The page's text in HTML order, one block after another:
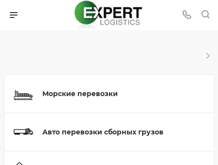
Морские перевозки
Авто перевозки сборных грузов